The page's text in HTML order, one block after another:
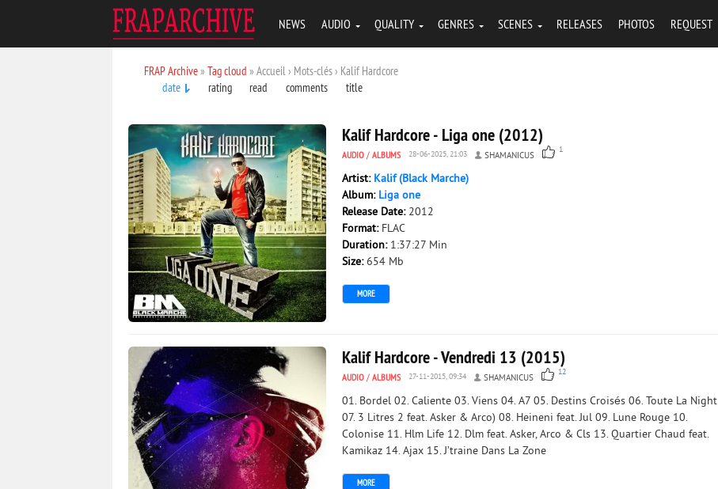
NEWS AUDIO QUALITY GENRES SCENES RELEASES PHOTOS REQUEST
FRAP Archive» Tag cloud » Accueil › Mots-clés › Kalif Hardcore
date
rating read comments title
Kalif Hardcore - Liga one (2012)
AUDIO / ALBUMS 28-06-2025, 21:03 SHAMANICUS
1
Artist: Kalif (Black Marche)
Album: Liga one
Release Date: 2012
Format: FLAC
Duration: 1:37:27 Min
Size:654 Mb
MORE
Kalif Hardcore - Vendredi 13 (2015)
AUDIO / ALBUMS 27-11-2015, 09:34 SHAMANICUS
12
01. Bordel 02. Caliente 03. Viens 04. A7 05. Destins Croisés 06. Toute La Night
07. 3 Litres 2 feat. Asker & Arco) 08. Heineni feat. Jul 09. Lune Rouge 10.
Colonise 11. Hlm Life 12. Dlm feat. Asker, Arco & Cls 13. Quartier Chaud feat.
Kamikaz 14. Ajax 15. J’traine Dans La Zone
MORE